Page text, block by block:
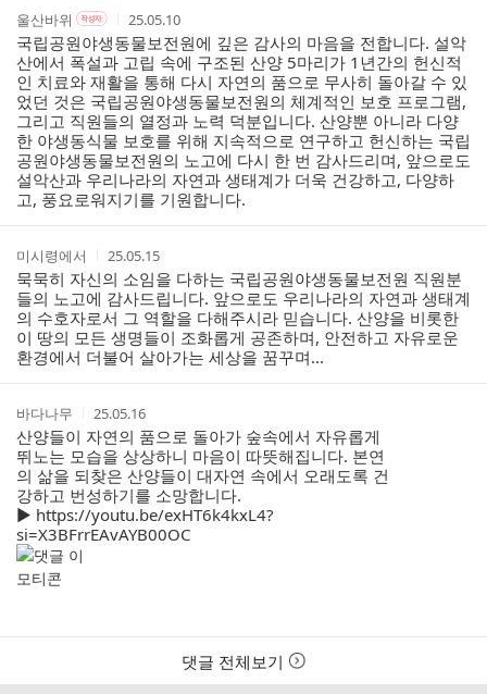
작
성
자
울산바위 작
성
자
본
인
여
부
작
성
자
작
성
시
간
25.05.10
국립공원야생동물보전원에 깊은 감사의 마음을 전합니다. 설악
산에서 폭설과 고립 속에 구조된 산양 5마리가 1년간의 헌신적
인 치료와 재활을 통해 다시 자연의 품으로 무사히 돌아갈 수 있
었던 것은 국립공원야생동물보전원의 체계적인 보호 프로그램,
그리고 직원들의 열정과 노력 덕분입니다. 산양뿐 아니라 다양
한 야생동식물 보호를 위해 지속적으로 연구하고 헌신하는 국립
공원야생동물보전원의 노고에 다시 한 번 감사드리며, 앞으로도
설악산과 우리나라의 자연과 생태계가 더욱 건강하고, 다양하
고, 풍요로워지기를 기원합니다.
작
성
자
미시령에서
작
성
시
간
25.05.15
묵묵히 자신의 소임을 다하는 국립공원야생동물보전원 직원분
들의 노고에 감사드립니다. 앞으로도 우리나라의 자연과 생태계
의 수호자로서 그 역할을 다해주시라 믿습니다. 산양을 비롯한
이 땅의 모든 생명들이 조화롭게 공존하며, 안전하고 자유로운
환경에서 더불어 살아가는 세상을 꿈꾸며...
작
성
자
바다나무
작
성
시
간
25.05.16
산양들이 자연의 품으로 돌아가 숲속에서 자유롭게
뛰노는 모습을 상상하니 마음이 따뜻해집니다. 본연
의 삶을 되찾은 산양들이 대자연 속에서 오래도록 건
강하고 번성하기를 소망합니다.
▶ https://youtu.be/exHT6k4kxL4?
si=X3BFrrEAvAYB00OC
댓글 전체보기